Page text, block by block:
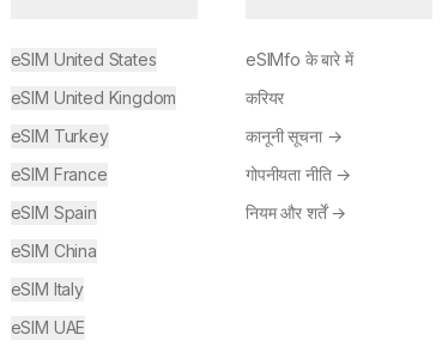
eSIM United States
eSIM United Kingdom
eSIM Turkey
eSIM France
eSIM Spain
eSIM China
eSIM Italy
eSIM UAE
eSIMfo के बारे में
करियर
कानूनी सूचना→
गोपनीयता नीति→
नियम और शर्तें→